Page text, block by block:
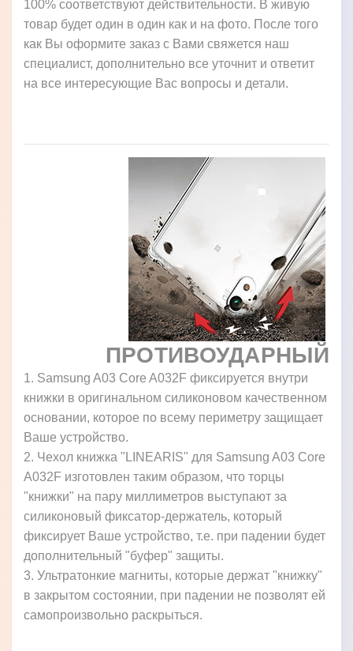
100% соответствуют действительности. В живую
товар будет один в один как и на фото. После того
как Вы оформите заказ с Вами свяжется наш
специалист, дополнительно все уточнит и ответит
на все интересующие Вас вопросы и детали.
ПРОТИВОУДАРНЫЙ
1. Samsung A03 Core A032F фиксируется внутри
книжки в оригинальном силиконовом качественном
основании, которое по всему периметру защищает
Ваше устройство.
2. Чехол книжка "LINEARIS" для Samsung A03 Core
A032F изготовлен таким образом, что торцы
"книжки" на пару миллиметров выступают за
силиконовый фиксатор-держатель, который
фиксирует Ваше устройство, т.е. при падении будет
дополнительный "буфер" защиты.
3. Ультратонкие магниты, которые держат "книжку"
в закрытом состоянии, при падении не позволят ей
самопроизвольно раскрыться.